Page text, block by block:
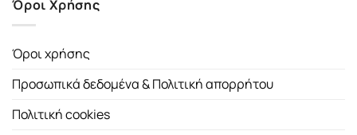
Όροι Χρήσης
Όροι χρήσης
Προσωπικά δεδομένα & Πολιτική απορρήτου
Πολιτική cookies